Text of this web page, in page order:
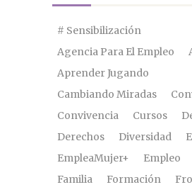
# Sensibilización
Agencia Para El Empleo
Aprender Jugando
Cambiando Miradas
Convivencia
Cursos
Derechos
Diversidad
EmpleaMujer+
Empleo
Familia
Formación